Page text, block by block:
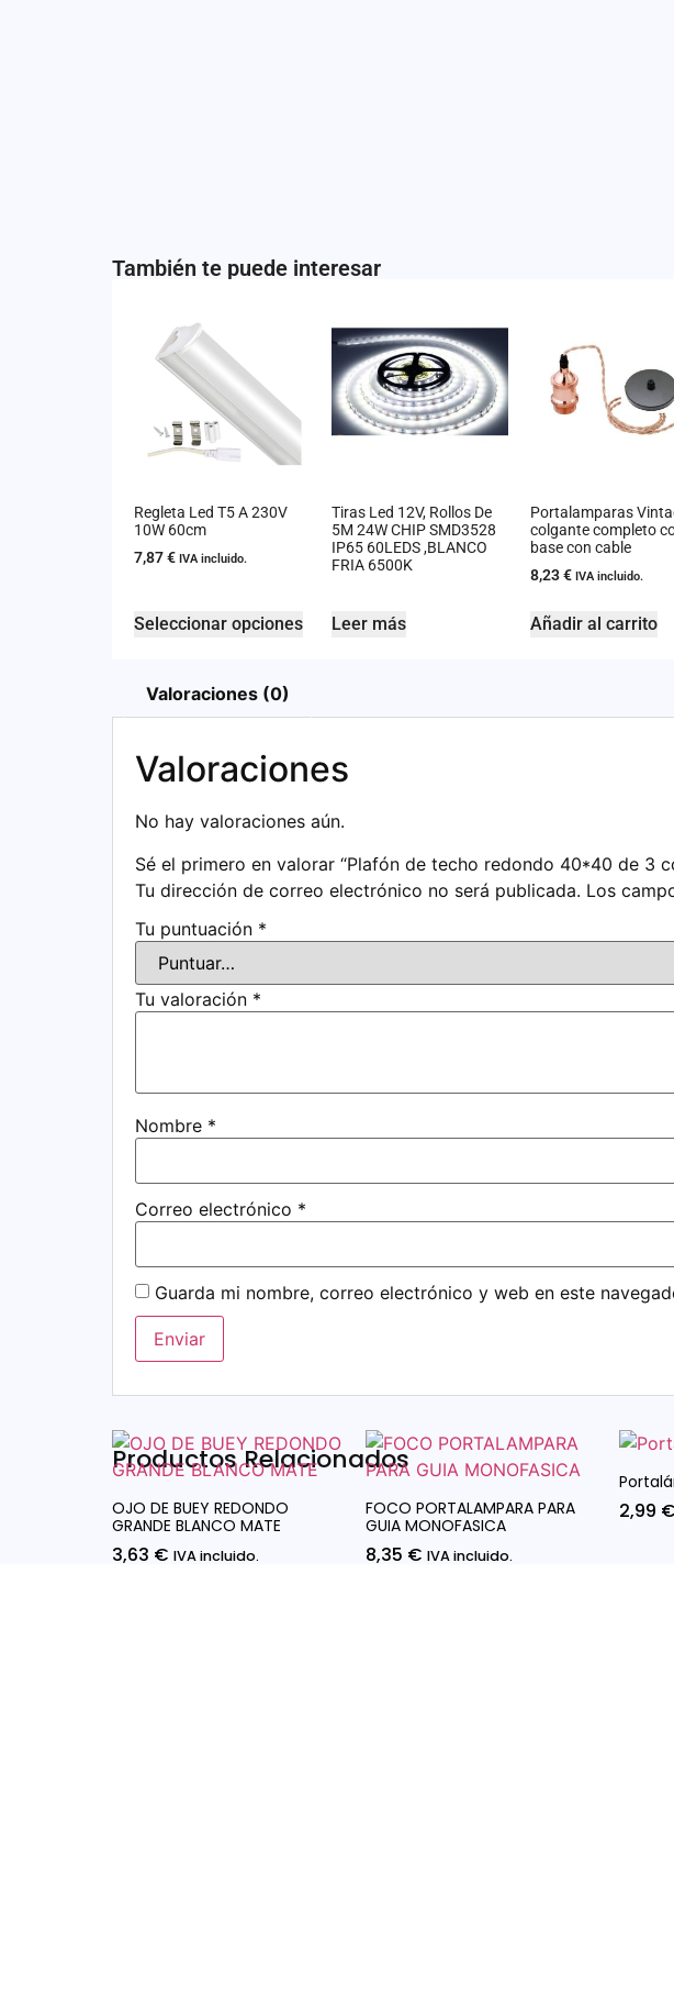
También te puede interesar
Regleta Led T5 A 230V
10W 60cm
7,87€ IVA incluido.
Seleccionar opciones
Tiras Led 12V, Rollos De
5M 24W CHIP SMD3528
IP65 60LEDS ,BLANCO
FRIA 6500K
Leer más
Portalamparas
colgante completo
base con cable
8,23€ IVA incluido.
Añadir al carrito
Valoraciones (0)
Valoraciones
No hay valoraciones aún.
Sé el primero en valorar “Plafón de techo redondo 40*40 de 3
Tu dirección de correo electrónico no será publicada. Los
Tu puntuación *
Tu valoración *
Nombre *
Correo electrónico *
Guarda mi nombre, correo electrónico y web en este
Productos Relacionados
OJO DE BUEY REDONDO
GRANDE BLANCO MATE
3,63 € IVA incluido.
FOCO PORTALAMPARA PARA
GUIA MONOFASICA
8,35 € IVA incluido.
2,99 €